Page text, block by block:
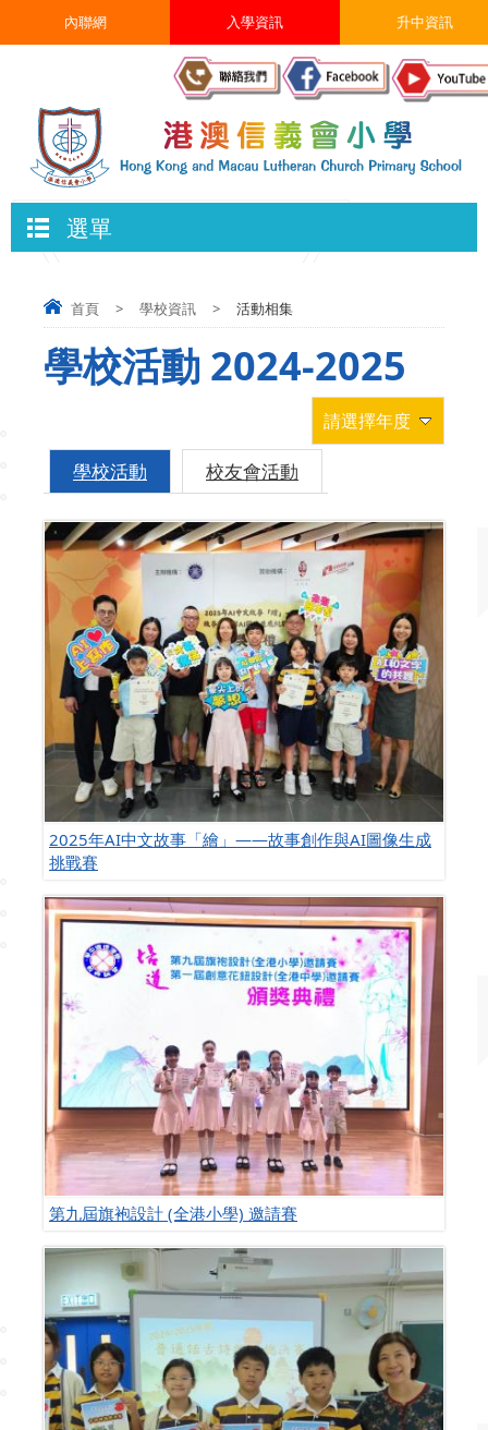
升中資訊
入學資訊
內聯網
選單
首頁 > 學校資訊 > 活動相集
學校活動 2024-2025
請選擇年度
學校活動 校友會活動
2025年AI中文故事「繪」——故事創作與AI圖像生成
挑戰賽
第九屆旗袍設計 (全港小學) 邀請賽